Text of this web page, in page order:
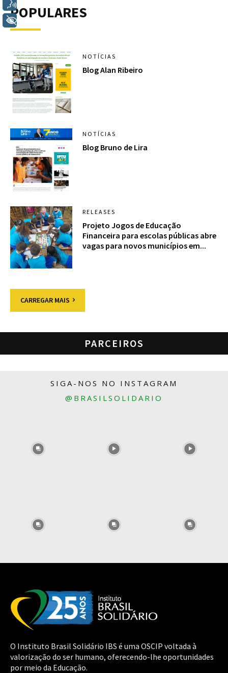
POPULARES
NOTÍCIAS
Blog Alan Ribeiro
NOTÍCIAS
Blog Bruno de Lira
RELEASES
Projeto Jogos de Educação
Financeira para escolas públicas abre
vagas para novos municípios em...
CARREGAR MAIS
PARCEIROS
SIGA-NOS NO INSTAGRAM
@BRASILSOLIDARIO
O Instituto Brasil Solidário IBS é uma OSCIP voltada à
valorização do ser humano, oferecendo-lhe oportunidades
por meio da Educação.
+ Acessibilidade